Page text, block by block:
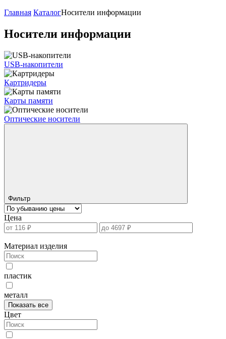
Главная КаталогНосители информации
Носители информации
USB-накопители
Картридеры
Карты памяти
Оптические носители
Фильтр
Цена
Материал изделия
пластик
металл
Показать все
Цвет